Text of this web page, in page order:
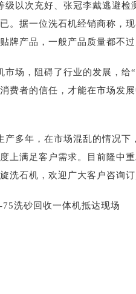
级以次充好、张冠李戴逃避
。据一位洗石机经销商称，
牌产品，一般产品质量都不
市场，阻碍了行业的发展，
费者的信任，才能在市场发
产多年，在市场混乱的情况
上满足客户需求。目前隆中
洗石机，欢迎广大客户咨询
洗砂回收一体机抵达现场